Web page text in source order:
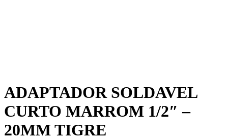
ADAPTADOR SOLDAVEL
CURTO MARROM 1/2″ –
20MM TIGRE